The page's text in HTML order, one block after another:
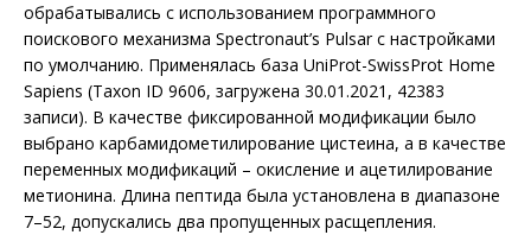
обрабатывались с использованием программного
поискового механизма Spectronaut’s Pulsar с настройками
по умолчанию. Применялась база UniProt-SwissProt Home
Sapiens (Taxon ID 9606, загружена 30.01.2021, 42383
записи). В качестве фиксированной модификации было
выбрано карбамидометилирование цистеина, а в качестве
переменных модификаций – окисление и ацетилирование
метионина. Длина пептида была установлена в диапазоне
7–52, допускались два пропущенных расщеп­ления.